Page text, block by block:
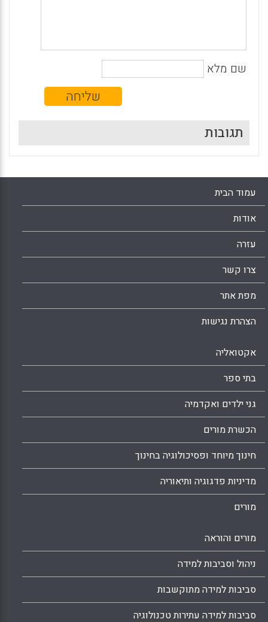
שם מלא
תגובות
עמוד הבית
אודות
עזרה
צרו קשר
מפת אתר
הצהרת נגישות
אקטואליה
בתי ספר
גני ילדים ואקדמיה
הכשרת מורים
חינוך מיוחד ופסיכולוגיה בחינוך
מדיניות פדגוגיה ותיאוריה
מורים
מורים והוראה
ניהול וסביבות למידה
סביבות למידה מתוקשבות
סביבות למידה עתירות טכנולוגיה